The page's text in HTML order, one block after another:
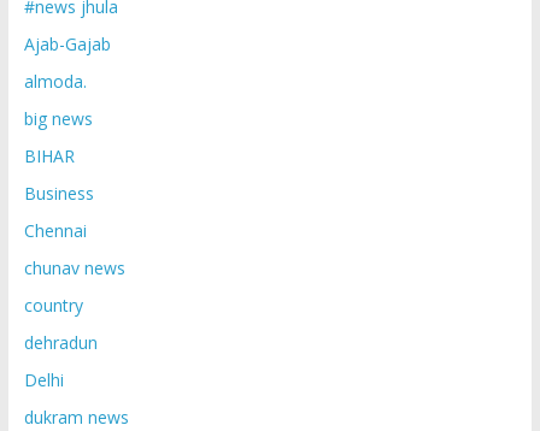
#news jhula
Ajab-Gajab
almoda.
big news
BIHAR
Business
Chennai
chunav news
country
dehradun
Delhi
dukram news